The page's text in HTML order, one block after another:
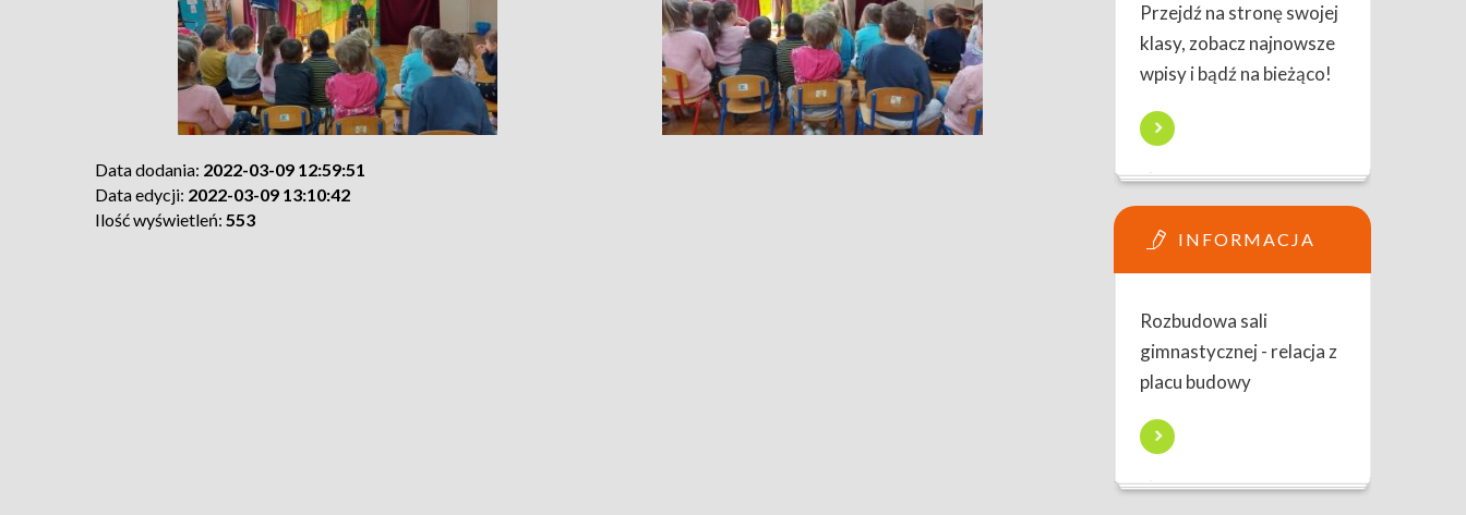
Data dodania: 2022-03-09 12:59:51
Data edycji: 2022-03-09 13:10:42
Ilość wyświetleń: 553
Przejdź na stronę swojej
klasy, zobacz najnowsze
wpisy i bądź na bieżąco!
INFORMACJA
Rozbudowa sali
gimnastycznej - relacja z
placu budowy